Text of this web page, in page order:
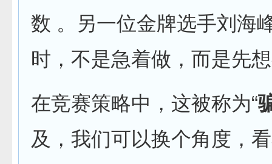
数 。另一位金牌选手刘海
时，不是急着做，而是先
在竞赛策略中，这被称为“
及，我们可以换个角度，